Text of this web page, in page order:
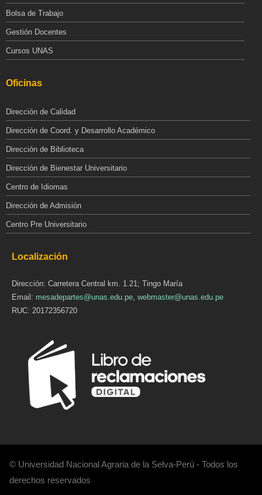
Bolsa de Trabajo
Gestión Docentes
Cursos UNAS
Oficinas
Dirección de Calidad
Dirección de Coord. y Desarrollo Académico
Dirección de Biblioteca
Dirección de Bienestar Universitario
Centro de Idiomas
Dirección de Admisión
Centro Pre Universitario
Localización
Dirección: Carretera Central km. 1.21; Tingo María
Email: mesadepartes@unas.edu.pe, webmaster@unas.edu.pe
RUC: 20172356720
© Universidad Nacional Agraria de la Selva-Perú - Todos los
derechos reservados